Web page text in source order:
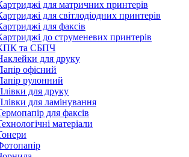
для матричних принтерів
для світлодіодних принтерів
для факсів
до струменевих принтерів
та СБПЧ
для друку
офісний
рулонний
для друку
для ламінування
для факсів
матеріали